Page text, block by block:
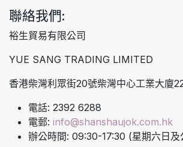
聯絡我們:
裕生貿易有限公司
YUE SANG TRADING LIMITED
香港柴灣利眾街20號柴灣中心工業大廈
電話: 2392 6288
電郵: info@shanshaujok.com.hk
辦公時間: 09:30-17:30 (星期六日及